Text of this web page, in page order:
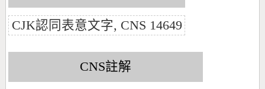
CJK認同表意文字, CNS 14649
CNS註解